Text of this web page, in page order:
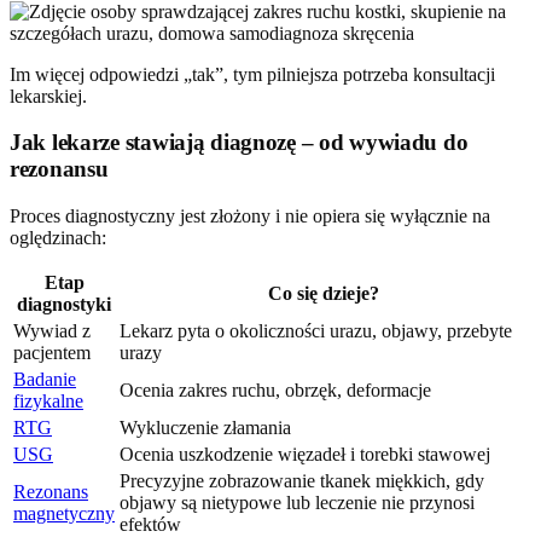
Im więcej odpowiedzi „tak”, tym pilniejsza potrzeba konsultacji
lekarskiej.
Jak lekarze stawiają diagnozę – od wywiadu do
rezonansu
Proces diagnostyczny jest złożony i nie opiera się wyłącznie na
oględzinach:
Etap
diagnostyki
Co się dzieje?
Wywiad z
pacjentem
Lekarz pyta o okoliczności urazu, objawy, przebyte
urazy
Badanie
fizykalne
Ocenia zakres ruchu, obrzęk, deformacje
RTG
Wykluczenie złamania
USG
Ocenia uszkodzenie więzadeł i torebki stawowej
Rezonans
magnetyczny
Precyzyjne zobrazowanie tkanek miękkich, gdy
objawy są nietypowe lub leczenie nie przynosi
efektów